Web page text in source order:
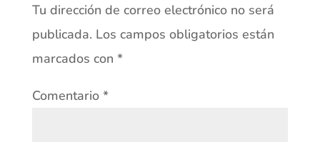
Tu dirección de correo electrónico no será
publicada. Los campos obligatorios están
marcados con *
Comentario *